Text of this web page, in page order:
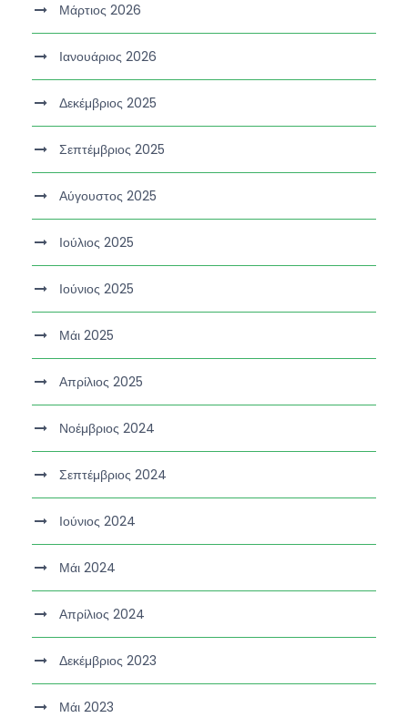
Μάρτιος 2026
Ιανουάριος 2026
Δεκέμβριος 2025
Σεπτέμβριος 2025
Αύγουστος 2025
Ιούλιος 2025
Ιούνιος 2025
Μάι 2025
Απρίλιος 2025
Νοέμβριος 2024
Σεπτέμβριος 2024
Ιούνιος 2024
Μάι 2024
Απρίλιος 2024
Δεκέμβριος 2023
Μάι 2023